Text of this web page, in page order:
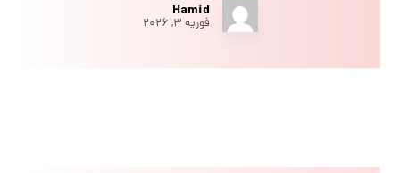
Hamid
فوریه ۳, ۲۰۲۶